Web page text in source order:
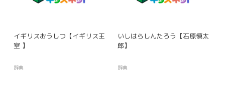
イギリスおうしつ【イギリス王
室 】
辞典
いしはらしんたろう【石原慎太
郎】
辞典